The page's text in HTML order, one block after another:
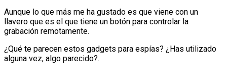
Aunque lo que más me ha gustado es que viene con un
llavero que es el que tiene un botón para controlar la
grabación remotamente.
¿Qué te parecen estos gadgets para espías? ¿Has utilizado
alguna vez, algo parecido?.